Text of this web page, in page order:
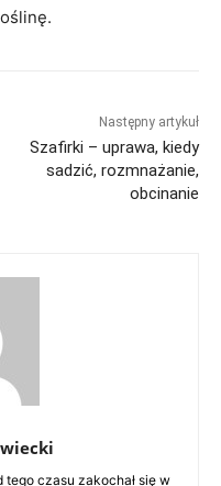
Następny artykuł
Szafirki – uprawa, kiedy
sadzić, rozmnażanie,
obcinanie
tego czasu zakochał się w